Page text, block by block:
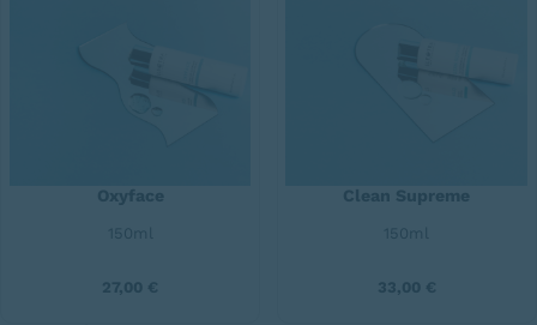
Oxyface
150ml
27,00 €
Clean Supreme
150ml
33,00 €